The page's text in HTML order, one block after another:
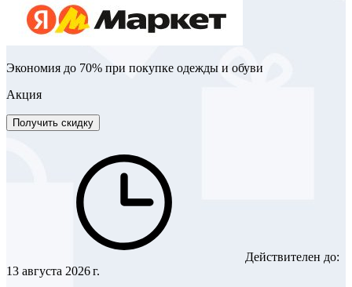
Экономия до 70% при покупке одежды и обуви
Акция
Получить скидку
Действителен до:
13 августа 2026 г.